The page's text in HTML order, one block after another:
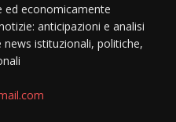
ed economicamente
anticipazioni e analisi
istituzionali, politiche,